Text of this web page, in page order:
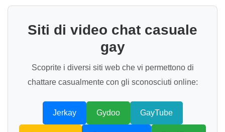
Siti di video chat casuale
gay
Scoprite i diversi siti web che vi permettono di
chattare casualmente con gli sconosciuti online:
Jerkay Gydoo GayTube